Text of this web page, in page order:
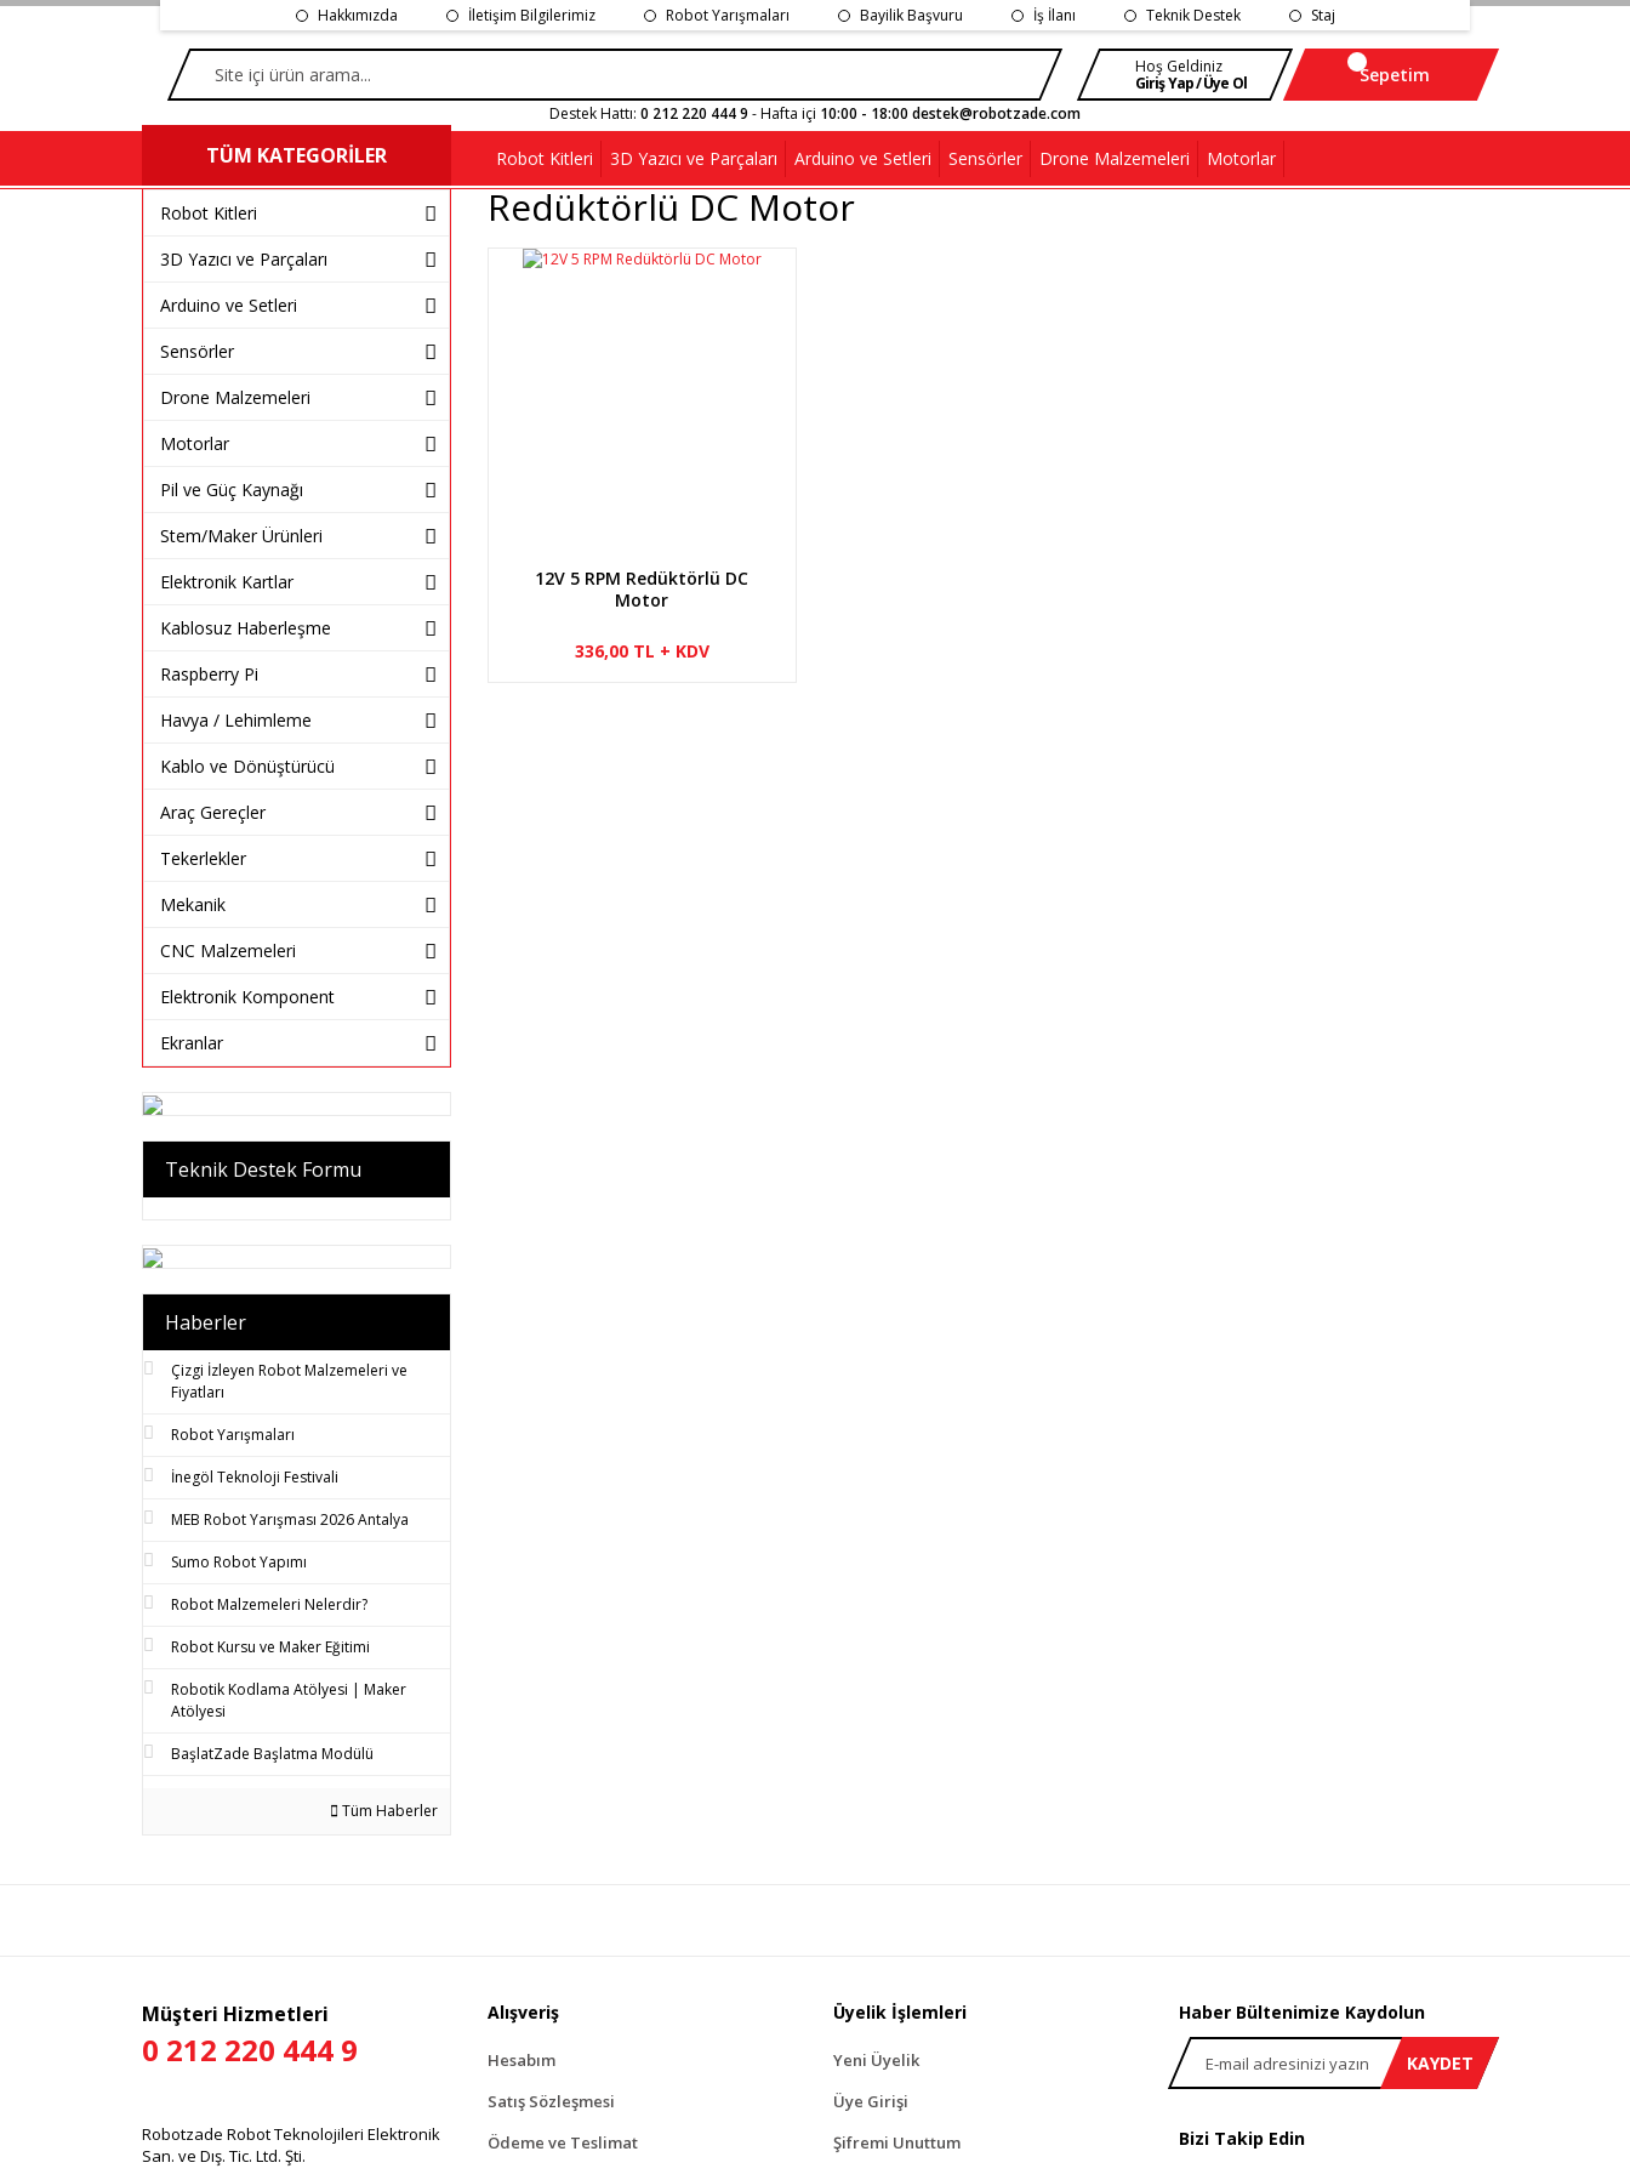
Hakkımızda İletişim Bilgilerimiz Robot Yarışmaları Bayilik Başvuru İş İlanı Teknik Destek Staj
Hoş Geldiniz
Giriş Yap / Üye Ol
Sepetim
Destek Hattı: 0 212 220 444 9 - Hafta içi 10:00 - 18:00 destek@robotzade.com
TÜM KATEGORİLER Robot Kitleri 3D Yazıcı ve Parçaları Arduino ve Setleri Sensörler Drone Malzemeleri Motorlar
Robot Kitleri
3D Yazıcı ve Parçaları
Arduino ve Setleri
Sensörler
Drone Malzemeleri
Motorlar
Pil ve Güç Kaynağı
Stem/Maker Ürünleri
Elektronik Kartlar
Kablosuz Haberleşme
Raspberry Pi
Havya / Lehimleme
Kablo ve Dönüştürücü
Araç Gereçler
Tekerlekler
Mekanik
CNC Malzemeleri
Elektronik Komponent
Ekranlar
Teknik Destek Formu
Haberler
Çizgi İzleyen Robot Malzemeleri ve
Fiyatları
Robot Yarışmaları
İnegöl Teknoloji Festivali
MEB Robot Yarışması 2026 Antalya
Sumo Robot Yapımı
Robot Malzemeleri Nelerdir?
Robot Kursu ve Maker Eğitimi
Robotik Kodlama Atölyesi | Maker
Atölyesi
BaşlatZade Başlatma Modülü
Tüm Haberler
Redüktörlü DC Motor
12V 5 RPM Redüktörlü DC
Motor
336,00 TL + KDV
Müşteri Hizmetleri
0 212 220 444 9
Robotzade Robot Teknolojileri Elektronik
San. ve Dış. Tic. Ltd. Şti.
Alışveriş
Hesabım
Satış Sözleşmesi
Ödeme ve Teslimat
Üyelik İşlemleri
Yeni Üyelik
Üye Girişi
Şifremi Unuttum
Haber Bültenimize Kaydolun
KAYDET
Bizi Takip Edin